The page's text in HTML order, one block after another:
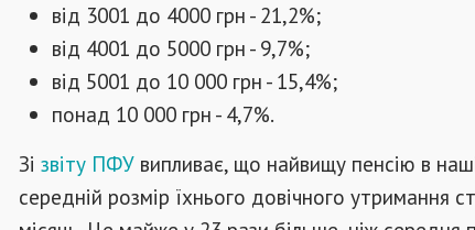
від 3001 до 4000 грн - 21,2%;
від 4001 до 5000 грн - 9,7%;
від 5001 до 10 000 грн - 15,4%;
понад 10 000 грн - 4,7%.
Зі звіту ПФУ випливає, що найвищу пенсію в
середній розмір їхнього довічного утримання